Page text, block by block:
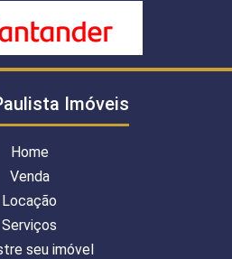
Imóveis
Home
Venda
Locação
Serviços
seu imóvel